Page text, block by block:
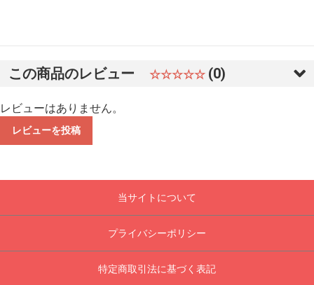
この商品のレビュー ☆☆☆☆☆ (0)
レビューはありません。
レビューを投稿
当サイトについて
プライバシーポリシー
特定商取引法に基づく表記